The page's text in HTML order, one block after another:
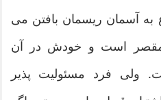
به آسمان ریسمان بافتن می
مقصر است و خودش در آن
ولی فرد مسئولیت پذیر